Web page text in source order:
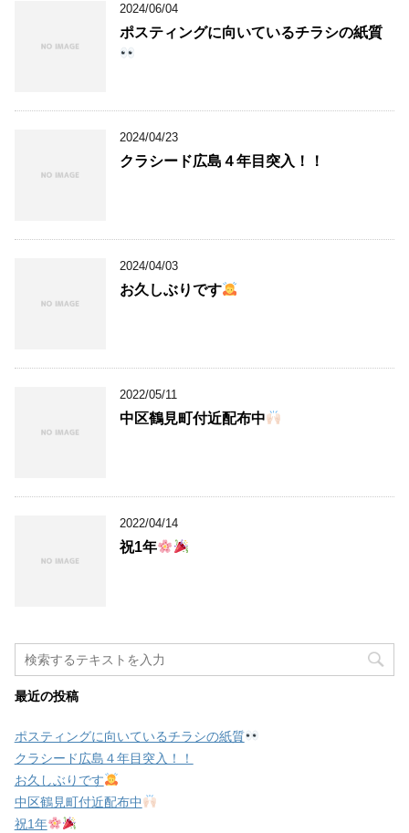
2024/06/04
ポスティングに向いているチラシの紙質
2024/04/23
クラシード広島４年目突入！！
2024/04/03
お久しぶりです
2022/05/11
中区鶴見町付近配布中
2022/04/14
祝1年
最近の投稿
ポスティングに向いているチラシの紙質
クラシード広島４年目突入！！
お久しぶりです
中区鶴見町付近配布中
祝1年